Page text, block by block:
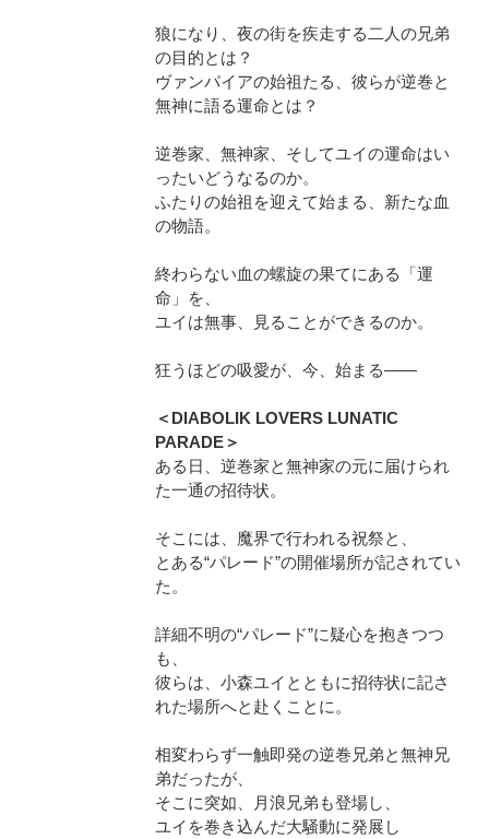
狼になり、夜の街を疾走する二人の兄弟
の目的とは？
ヴァンパイアの始祖たる、彼らが逆巻と
無神に語る運命とは？
逆巻家、無神家、そしてユイの運命はい
ったいどうなるのか。
ふたりの始祖を迎えて始まる、新たな血
の物語。
終わらない血の螺旋の果てにある「運
命」を、
ユイは無事、見ることができるのか。
狂うほどの吸愛が、今、始まる――
＜DIABOLIK LOVERS LUNATIC
PARADE＞
ある日、逆巻家と無神家の元に届けられ
た一通の招待状。
そこには、魔界で行われる祝祭と、
とある“パレード”の開催場所が記されてい
た。
詳細不明の“パレード”に疑心を抱きつつ
も、
彼らは、小森ユイとともに招待状に記さ
れた場所へと赴くことに。
相変わらず一触即発の逆巻兄弟と無神兄
弟だったが、
そこに突如、月浪兄弟も登場し、
ユイを巻き込んだ大騒動に発展し